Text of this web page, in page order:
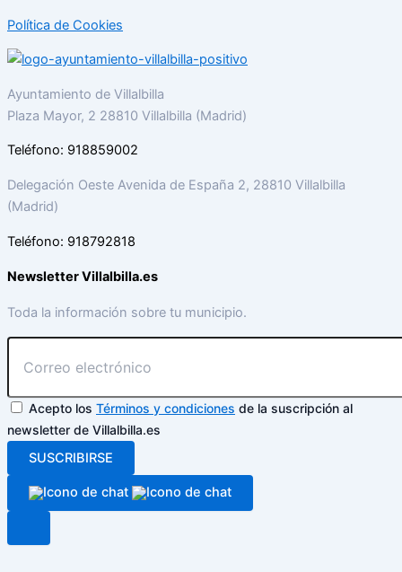
Política de Cookies
Ayuntamiento de Villalbilla
Plaza Mayor, 2 28810 Villalbilla (Madrid)
Teléfono: 918859002
Delegación Oeste Avenida de España 2, 28810 Villalbilla
(Madrid)
Teléfono: 918792818
Newsletter Villalbilla.es
Toda la información sobre tu municipio.
Acepto los Términos y condiciones de la suscripción al
newsletter de Villalbilla.es
SUSCRIBIRSE